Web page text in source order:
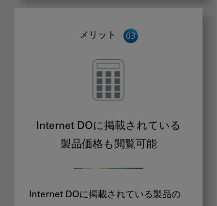
メリット
Internet DOに掲載されている
製品価格も閲覧可能
Internet DOに掲載されている製品の